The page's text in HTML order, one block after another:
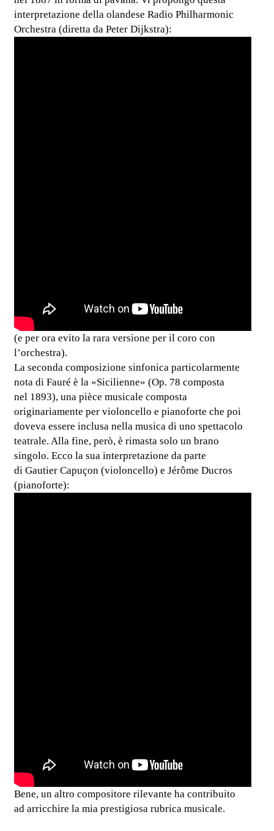
interpretazione della olandese Radio Philharmonic
Orchestra (diretta da Peter Dijkstra):
(e per ora evito la rara versione per il coro con
l’orchestra).
La seconda composizione sinfonica particolarmente
nota di Fauré è la «Sicilienne» (Op. 78 composta
nel 1893), una pièce musicale composta
originariamente per violoncello e pianoforte che poi
doveva essere inclusa nella musica di uno spettacolo
teatrale. Alla fine, però, è rimasta solo un brano
singolo. Ecco la sua interpretazione da parte
di Gautier Capuçon (violoncello) e Jérôme Ducros
(pianoforte):
Bene, un altro compositore rilevante ha contribuito
ad arricchire la mia prestigiosa rubrica musicale.